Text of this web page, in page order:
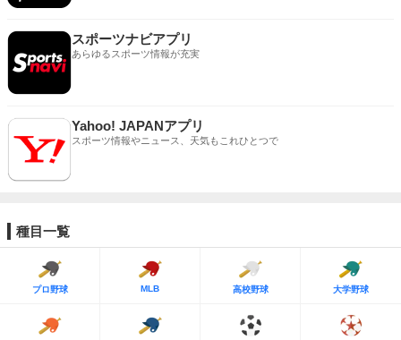
スポーツナビアプリ
あらゆるスポーツ情報が充実
Yahoo! JAPANアプリ
スポーツ情報やニュース、天気もこれひとつで
種目一覧
プロ野球 MLB 高校野球 大学野球